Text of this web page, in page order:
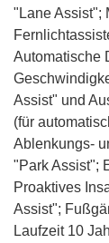
"Lane Assist";
Automatische
Assist" und
(für
Ablenkungs-
"Park Assist";
Proaktives
Assist";
Laufzeit 10